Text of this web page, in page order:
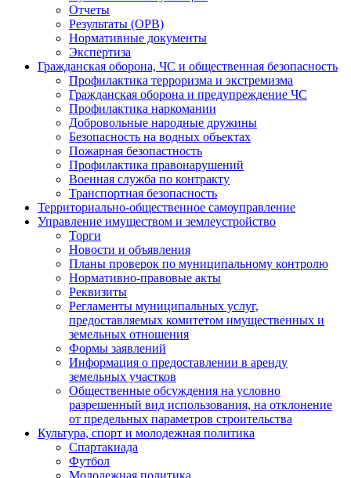
Отчеты
Результаты (ОРВ)
Нормативные документы
Экспертиза
Гражданская оборона, ЧС и общественная безопасность
Профилактика терроризма и экстремизма
Гражданская оборона и предупреждение ЧС
Профилактика наркомании
Добровольные народные дружины
Безопасность на водных объектах
Пожарная безопастность
Профилактика правонарушений
Военная служба по контракту
Транспортная безопасность
Территориально-общественное самоуправление
Управление имуществом и землеустройство
Торги
Новости и объявления
Планы проверок по муниципальному контролю
Нормативно-правовые акты
Реквизиты
Регламенты муниципальных услуг,
предоставляемых комитетом имущественных и
земельных отношения
Формы заявлений
Информация о предоставлении в аренду
земельных участков
Общественные обсуждения на условно
разрешенный вид использования, на отклонение
от предельных параметров строительства
Культура, спорт и молодежная политика
Спартакиада
Футбол